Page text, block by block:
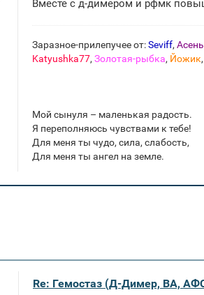
н
Вместе с д-димером и рфмк
Заразное-прилепучее от:Seviff,
Katyushka77, Золотая-рыбка, Йожик,
Мой сынуля – маленькая радость.
Я переполняюсь чувствами к тебе!
Для меня ты чудо, сила, слабость,
Для меня ты ангел на земле.
Re: Гемостаз (Д-Димер, ВА,